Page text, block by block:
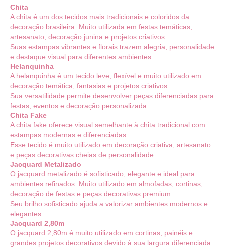
Chita
A chita é um dos tecidos mais tradicionais e coloridos da
decoração brasileira. Muito utilizada em festas temáticas,
artesanato, decoração junina e projetos criativos.
Suas estampas vibrantes e florais trazem alegria, personalidade
e destaque visual para diferentes ambientes.
Helanquinha
A helanquinha é um tecido leve, flexível e muito utilizado em
decoração temática, fantasias e projetos criativos.
Sua versatilidade permite desenvolver peças diferenciadas para
festas, eventos e decoração personalizada.
Chita Fake
A chita fake oferece visual semelhante à chita tradicional com
estampas modernas e diferenciadas.
Esse tecido é muito utilizado em decoração criativa, artesanato
e peças decorativas cheias de personalidade.
Jacquard Metalizado
O jacquard metalizado é sofisticado, elegante e ideal para
ambientes refinados. Muito utilizado em almofadas, cortinas,
decoração de festas e peças decorativas premium.
Seu brilho sofisticado ajuda a valorizar ambientes modernos e
elegantes.
Jacquard 2,80m
O jacquard 2,80m é muito utilizado em cortinas, painéis e
grandes projetos decorativos devido à sua largura diferenciada.